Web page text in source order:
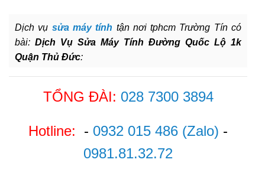
Dịch vụ sửa máy tính tận nơi tphcm Trường Tín có
bài: Dịch Vụ Sửa Máy Tính Đường Quốc Lộ 1k
Quận Thủ Đức:
TỔNG ĐÀI: 028 7300 3894
Hotline: - 0932 015 486 (Zalo) -
0981.81.32.72